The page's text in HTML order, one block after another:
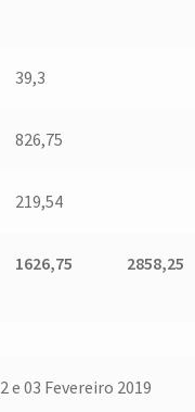
39,3
826,75
219,54
1626,75 2858,25
e 03 Fevereiro 2019